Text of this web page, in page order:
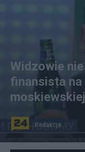
Aleksander
Widzowie
finansista na
Redakcja